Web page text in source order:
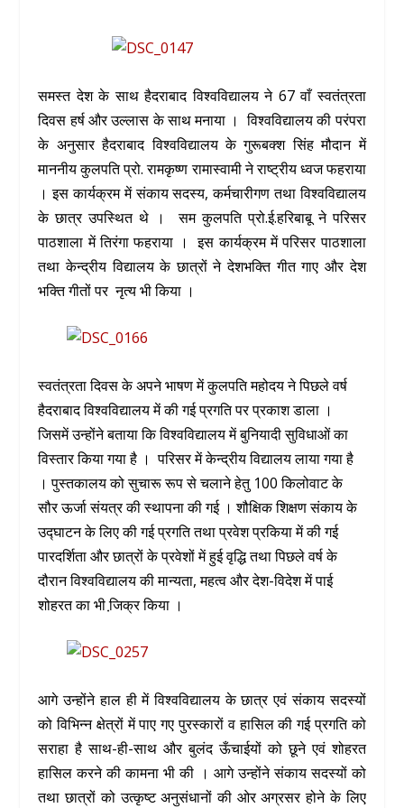
समस्त देश के साथ हैदराबाद विश्वविद्यालय ने 67 वाँ स्वतंत्रता
दिवस हर्ष और उल्लास के साथ मनाया । विश्वविद्यालय की परंपरा
के अनुसार हैदराबाद विश्वविद्यालय के गुरूबक्श सिंह मौदान में
माननीय कुलपति प्रो. रामकृष्ण रामास्वामी ने राष्ट्रीय ध्वज फहराया
। इस कार्यक्रम में संकाय सदस्य, कर्मचारीगण तथा विश्वविद्यालय
के छात्र उपस्थित थे । सम कुलपति प्रो.ई.हरिबाबू ने परिसर
पाठशाला में तिरंगा फहराया । इस कार्यक्रम में परिसर पाठशाला
तथा केन्द्रीय विद्यालय के छात्रों ने देशभक्ति गीत गाए और देश
भक्ति गीतों पर नृत्य भी किया ।
स्वतंत्रता दिवस के अपने भाषण में कुलपति महोदय ने पिछले वर्ष
हैदराबाद विश्वविद्यालय में की गई प्रगति पर प्रकाश डाला ।
जिसमें उन्होंने बताया कि विश्वविद्यालय में बुनियादी सुविधाओं का
विस्तार किया गया है । परिसर में केन्द्रीय विद्यालय लाया गया है
। पुस्तकालय को सुचारू रूप से चलाने हेतु 100 किलोवाट के
सौर ऊर्जा संयत्र की स्थापना की गई । शौक्षिक शिक्षण संकाय के
उद्घाटन के लिए की गई प्रगति तथा प्रवेश प्रकिया में की गई
पारदर्शिता और छात्रों के प्रवेशों में हुई वृद्धि तथा पिछले वर्ष के
दौरान विश्वविद्यालय की मान्यता, महत्व और देश-विदेश में पाई
शोहरत का भी जि़क्र किया ।
आगे उन्होंने हाल ही में विश्वविद्यालय के छात्र एवं संकाय सदस्यों
को विभिन्न क्षेत्रों में पाए गए पुरस्कारों व हासिल की गई प्रगति को
सराहा है साथ-ही-साथ और बुलंद ऊँचाईयों को छूने एवं शोहरत
हासिल करने की कामना भी की । आगे उन्होंने संकाय सदस्यों को
तथा छात्रों को उत्कृष्ट अनुसंधानों की ओर अग्रसर होने के लिए